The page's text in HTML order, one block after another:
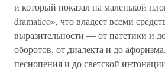
и который показал на маленькой
dramatico», что владеет всеми
выразительности — от патетики и
оборотов, от диалекта и до
песнопения и до светской